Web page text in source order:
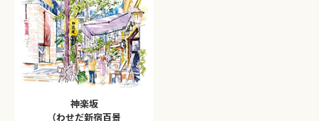
神楽坂
（わせだ新宿百景